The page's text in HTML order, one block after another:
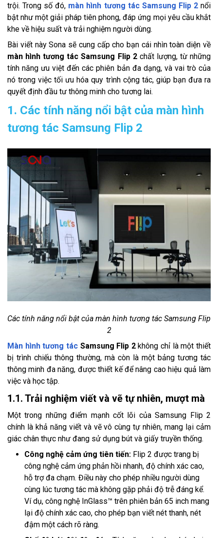
trội. Trong số đó, màn hình tương tác Samsung Flip 2nổi
bật như một giải pháp tiên phong, đáp ứng mọi yêu cầu khắt
khe về hiệu suất và trải nghiệm người dùng.
Bài viết này Sona sẽ cung cấp cho bạn cái nhìn toàn diện về
màn hình tương tác Samsung Flip 2chất lượng, từ những
tính năng ưu việt đến các phiên bản đa dạng, và vai trò của
nó trong việc tối ưu hóa quy trình cộng tác, giúp bạn đưa ra
quyết định đầu tư thông minh cho tương lai.
1. Các tính năng nổi bật của màn hình
tương tác Samsung Flip 2
Các tính năng nổi bật của màn hình tương tác Samsung Flip
2
Màn hình tương tácSamsung Flip 2không chỉ là một thiết
bị trình chiếu thông thường, mà còn là một bảng tương tác
thông minh đa năng, được thiết kế để nâng cao hiệu quả làm
việc và học tập.
1.1. Trải nghiệm viết và vẽ tự nhiên, mượt mà
Một trong những điểm mạnh cốt lõi của Samsung Flip 2
chính là khả năng viết và vẽ vô cùng tự nhiên, mang lại cảm
giác chân thực như đang sử dụng bút và giấy truyền thống.
Công nghệ cảm ứng tiên tiến: Flip 2 được trang bị
công nghệ cảm ứng phản hồi nhanh, độ chính xác cao,
hỗ trợ đa chạm. Điều này cho phép nhiều người dùng
cùng lúc tương tác mà không gặp phải độ trễ đáng kể.
Ví dụ, công nghệ InGlass™ trên phiên bản 65 inch mang
lại độ chính xác cao, cho phép bạn viết nét thanh, nét
đậm một cách rõ ràng.